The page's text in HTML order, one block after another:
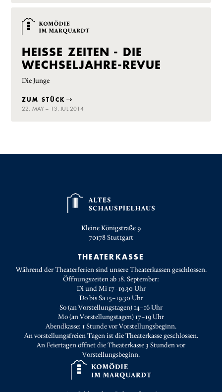
HEISSE ZEITEN - DIE W
ECHSELJAHRE-REVUE
Die Junge
ZUM STÜCK
22. MAY – 13. JUL 2014
Kleine Königstraße 9
70178Stuttgart
THEATERKASSE
Während der Theaterferien sind unsere Theaterkassen geschlossen.
Öffnungszeiten ab 18. September:
Di und Mi 17–19.30 Uhr
Do bis Sa 15–19.30 Uhr
So (an Vorstellungstagen) 14–16 Uhr
Mo (an Vorstellungstagen) 17–19 Uhr
Abendkasse: 1 Stunde vor Vorstellungsbeginn.
An vorstellungsfreien Tagen ist die Theaterkasse geschlossen.
An Feiertagen öffnet die Theaterkasse 3 Stunden vor
Vorstellungsbeginn.